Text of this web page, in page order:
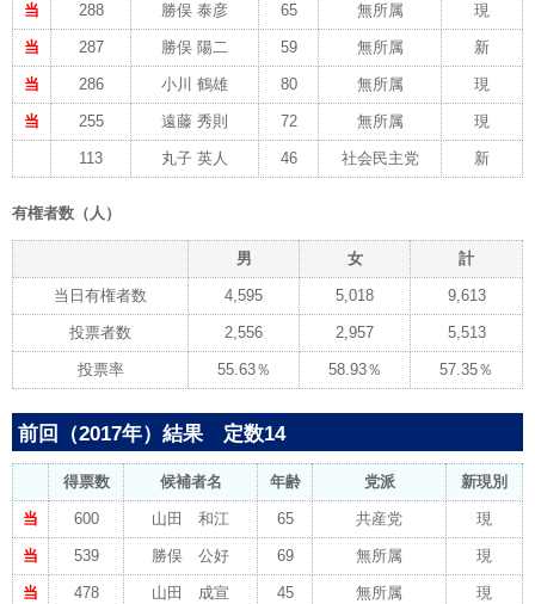
当 288 勝俣 泰彦 65 無所属 現
当 287 勝俣 陽二 59 無所属 新
当 286 小川 鶴雄 80 無所属 現
当 255 遠藤 秀則 72 無所属 現
113 丸子 英人 46 社会民主党 新
有権者数（人）
男 女 計
当日有権者数 4,595 5,018 9,613
投票者数 2,556 2,957 5,513
投票率 55.63％ 58.93％ 57.35％
前回（2017年）結果 定数14
得票数 候補者名 年齢 党派 新現別
当 600 山田 和江 65 共産党 現
当 539 勝俣 公好 69 無所属 現
当 478 山田 成宣 45 無所属 現